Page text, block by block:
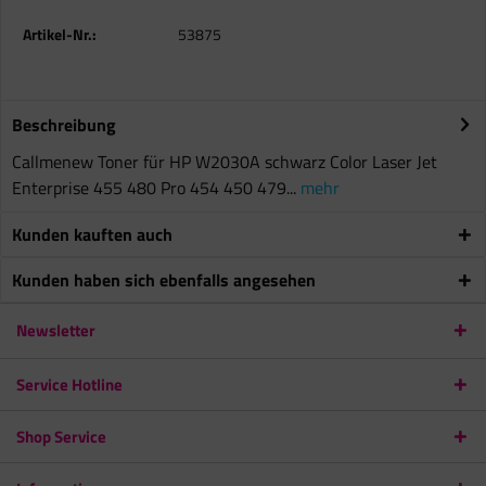
Artikel-Nr.: 53875
Beschreibung
Callmenew Toner für HP W2030A schwarz Color Laser Jet
Enterprise 455 480 Pro 454 450 479... mehr
Kunden kauften auch
Kunden haben sich ebenfalls angesehen
Newsletter
Service Hotline
Shop Service